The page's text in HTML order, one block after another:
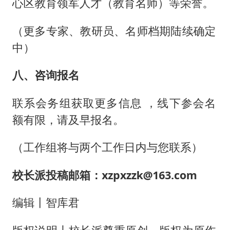
（更多专家、教研员、名师档期陆续确定
中）
八、咨询报名
联系会务组获取更多信息 ，线下参会名
额有限，请及早报名。
（工作组将与两个工作日内与您联系）
校长派投稿邮箱：xzpxzzk@163.com
编辑丨智库君